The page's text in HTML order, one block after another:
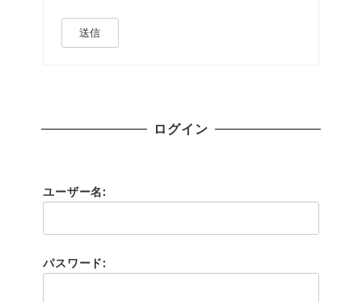
送信
ログイン
ユーザー名:
パスワード: